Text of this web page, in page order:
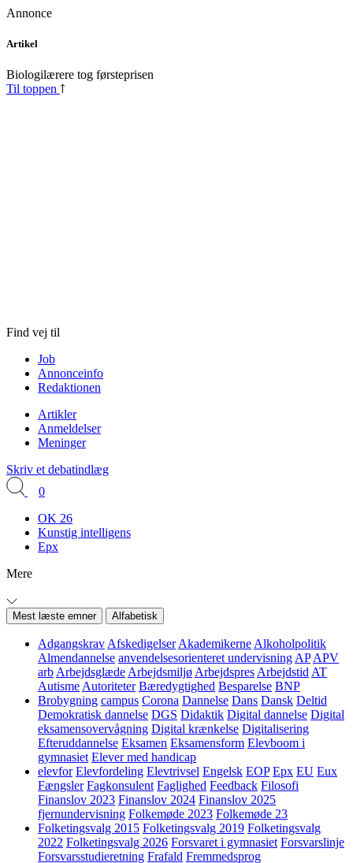
Annonce
Skip
content
Artikel
Biologilærere tog førsteprisen
Til toppen
Find vej til
Job
Annonceinfo
Redaktionen
Artikler
Anmeldelser
Meninger
Skriv et debatindlæg
0
OK 26
Kunstig intelligens
Epx
Mere
Mest læste emner Alfabetisk
Adgangskrav Afskedigelser Akademikerne Alkoholpolitik
Almendannelse anvendelsesorienteret undervisning AP APV
arb Arbejdsglæde Arbejdsmiljø Arbejdspres Arbejdstid AT
Autisme Autoriteter Bæredygtighed Besparelse BNP
Brobygning campus Corona Dannelse Dans Dansk Deltid
Demokratisk dannelse DGS Didaktik Digital dannelse Digital
eksamensovervågning Digital krænkelse Digitalisering
Efteruddannelse Eksamen Eksamensform Elevboom i
gymnasiet Elever med handicap
elevfor Elevfordeling Elevtrivsel Engelsk EOP Epx EU Eux
Fængsler Fagkonsulent Faglighed Feedback Filosofi
Finanslov 2023 Finanslov 2024 Finanslov 2025
fjernundervisning Folkemøde 2023 Folkemøde 23
Folketingsvalg 2015 Folketingsvalg 2019 Folketingsvalg
2022 Folketingsvalg 2026 Forsvaret i gymnasiet Forsvarslinje
Forsvarsstudieretning Frafald Fremmedsprog